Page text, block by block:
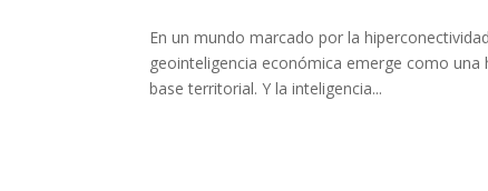
En un mundo marcado por la
geointeligencia económica emerge como
base territorial. Y la inteligencia...